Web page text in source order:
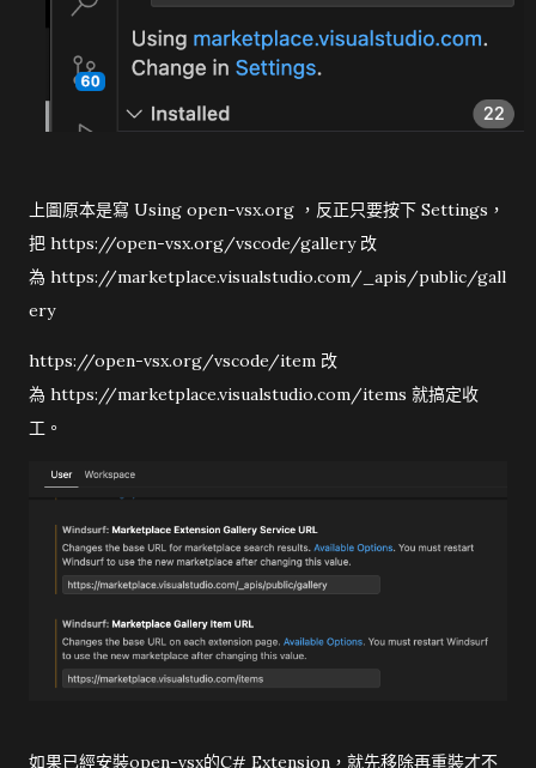
上圖原本是寫 Using open-vsx.org ，反正只要按下 Settings，
把 https://open-vsx.org/vscode/gallery 改
為 https://marketplace.visualstudio.com/_apis/public/gall
ery
https://open-vsx.org/vscode/item 改
為 https://marketplace.visualstudio.com/items 就搞定收
工。
如果已經安裝open-vsx的C# Extension，就先移除再重裝才不